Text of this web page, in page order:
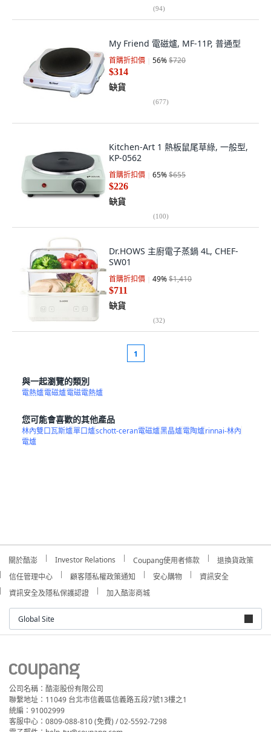
(94)
My Friend 電磁爐, MF-11P, 普通型
首購折扣價 56%$720
$314
缺貨
(677)
Kitchen-Art 1 熱板鼠尾草綠, 一般型,
KP-0562
首購折扣價 65%$655
$226
缺貨
(100)
Dr.HOWS 主廚電子蒸鍋 4L, CHEF-
SW01
首購折扣價 49%$1,410
$711
缺貨
(32)
1
與一起瀏覽的類別
電熱爐電磁爐電磁電熱爐
您可能會喜歡的其他產品
林內雙口瓦斯爐單口爐schott-ceran電磁爐黑晶爐電陶爐rinnai-林內
電爐
關於酷澎 Investor Relations Coupang使用者條款
退換貨政策
信任管理中心
顧客隱私權政策通知 安心購物
資訊安全
資訊安全及隱私保護認證
加入酷澎商城
Global Site
公司名稱：酷澎股份有限公司
聯繫地址：11049 台北市信義區信義路五段7號13樓之1
統編：91002999
客服中心：0809-088-810 (免費) / 02-5592-7298